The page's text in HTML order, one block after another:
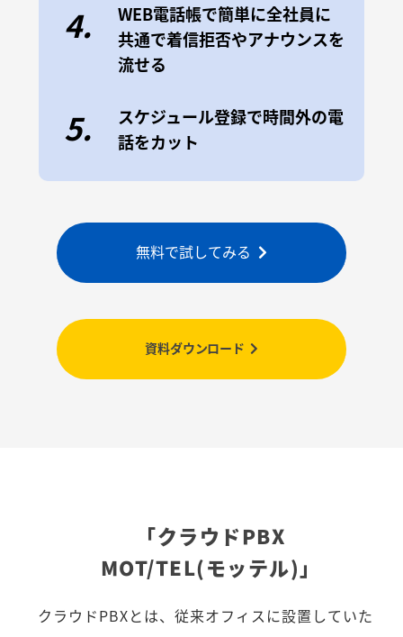
4.
WEB電話帳で簡単に全社員に
共通で着信拒否やアナウンスを
流せる
5.
スケジュール登録で時間外の電
話をカット
無料で試してみる
資料ダウンロード
「クラウドPBX
MOT/TEL(モッテル)」
クラウドPBXとは、従来オフィスに設置していた